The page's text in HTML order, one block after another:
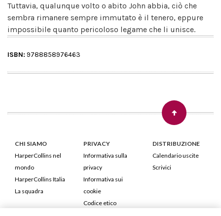
Tuttavia, qualunque volto o abito John abbia, ciò che
sembra rimanere sempre immutato è il tenero, eppure
impossibile quanto pericoloso legame che li unisce.
ISBN: 9788858976463
CHI SIAMO
HarperCollins nel
mondo
HarperCollins Italia
La squadra
PRIVACY
Informativa sulla
privacy
Informativa sui
cookie
Codice etico
DISTRIBUZIONE
Calendario uscite
Scrivici